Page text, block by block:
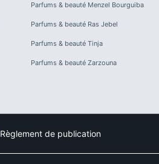
Parfums & beauté Menzel Bourguiba
Parfums & beauté Ras Jebel
Parfums & beauté Tinja
Parfums & beauté Zarzouna
Règlement de publication